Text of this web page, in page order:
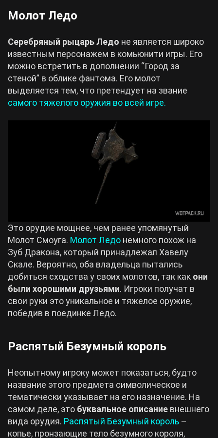
Молот Ледо
Серебряный рыцарь Ледо не является широко
известным персонажем в комьюнити игры. Его
можно встретить в дополнении “Город за
стеной” в облике фантома. Его молот
выделяется тем, что претендует на звание
самого тяжелого оружия во всей игре.
Это орудие мощнее, чем ранее упомянутый
Молот Смоуга. Молот Ледо немного похож на
Зуб Дракона, который принадлежал Хавелу
Скале. Вероятно, оба владельца пытались
добиться сходства у своих молотов, так как они
были хорошими друзьями. Игроки получат в
свои руки это уникальное и тяжелое оружие,
победив в поединке Ледо.
Распятый Безумный король
Неопытному игроку может показаться, будто
название этого предмета символическое и
тематически указывает на его назначение. На
самом деле, это буквальное описание внешнего
вида орудия. Распятый Безумный король –
копье, пронзающие тело безумного короля,